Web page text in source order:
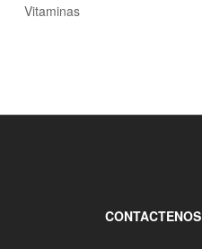
Vitaminas
CONTACTENOS